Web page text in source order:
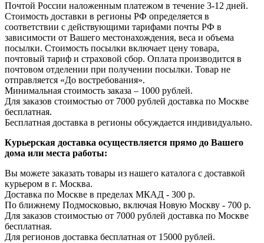
Почтой России наложенным платежом в течение 3-12 дней.
Стоимость доставки в регионы РФ определяется в
соответствии с действующими тарифами почты РФ в
зависимости от Вашего местонахождения, веса и объема
посылки. Стоимость посылки включает цену товара,
почтовый тариф и страховой сбор. Оплата производится в
почтовом отделении при получении посылки. Товар не
отправляется «До востребования».
Минимальная стоимость заказа – 1000 рублей.
Для заказов стоимостью от 7000 рублей доставка по Москве
бесплатная.
Бесплатная доставка в регионы обсуждается индивидуально.
Курьерская доставка осуществляется прямо до Вашего
дома или места работы:
Вы можете заказать товары из нашего каталога с доставкой
курьером в г. Москва.
Доставка по Москве в пределах МКАД - 300 р.
По ближнему Подмосковью, включая Новую Москву - 700 р.
Для заказов стоимостью от 7000 рублей доставка по Москве
бесплатная.
Для регионов доставка бесплатная от 15000 рублей.